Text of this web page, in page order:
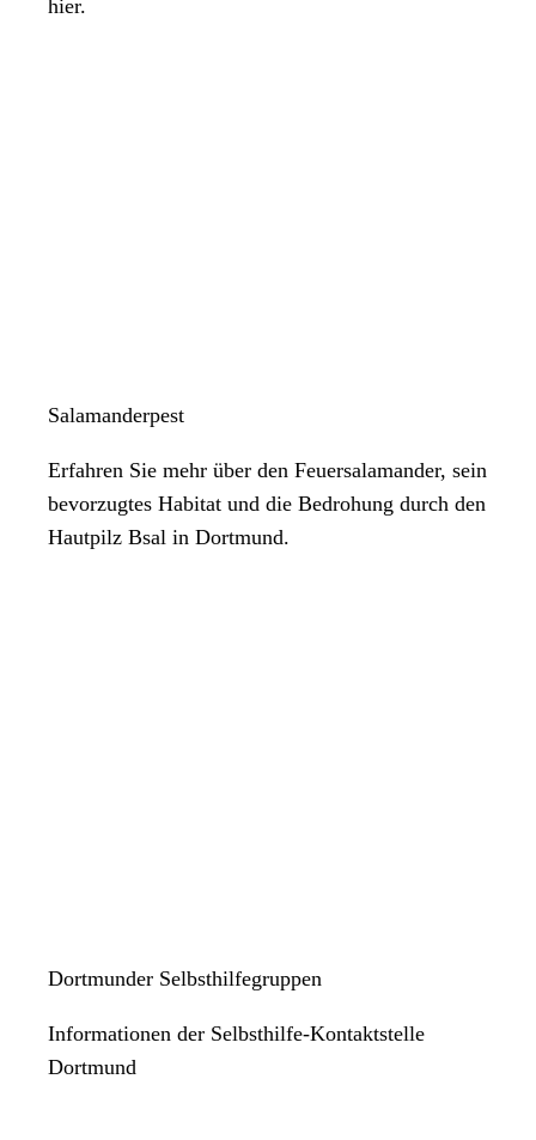
hier.
Salamanderpest
Erfahren Sie mehr über den Feuersalamander, sein
bevorzugtes Habitat und die Bedrohung durch den
Hautpilz Bsal in Dortmund.
Dortmunder Selbsthilfegruppen
Informationen der Selbsthilfe-Kontaktstelle
Dortmund